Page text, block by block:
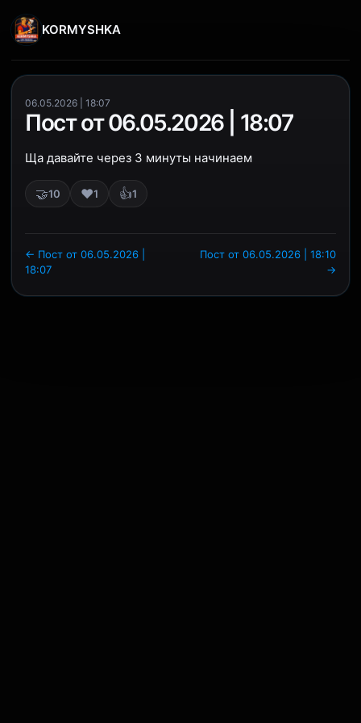
KORMYSHKA
06.05.2026 | 18:07
Пост от 06.05.2026 | 18:07
Ща давайте через 3 минуты начинаем
🤝10 ❤️1 👍1
← Пост от 06.05.2026 |
18:07
Пост от 06.05.2026 | 18:10
→